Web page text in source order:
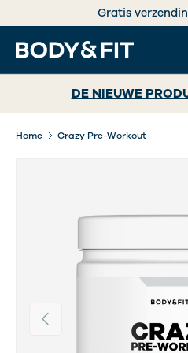
GA NAAR INHOUD
Gratis verzending
Zoeken
DE NIEUWE
Home Crazy Pre-Workout
Vorige